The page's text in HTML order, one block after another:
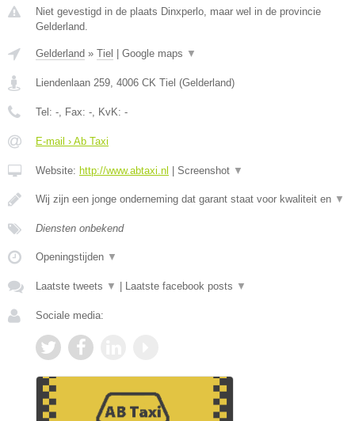
Niet gevestigd in de plaats Dinxperlo, maar wel in de provincie
Gelderland.
Gelderland » Tiel | Google maps ▼
Liendenlaan 259 4006 CK Tiel (Gelderland)
Tel: - , Fax: - , KvK: -
E-mail › Ab Taxi
Website: http://www.abtaxi.nl | Screenshot ▼
Wij zijn een jonge onderneming dat garant staat voor kwaliteit en ▼
Diensten onbekend
Openingstijden ▼
Laatste tweets ▼ | Laatste facebook posts ▼
Sociale media: